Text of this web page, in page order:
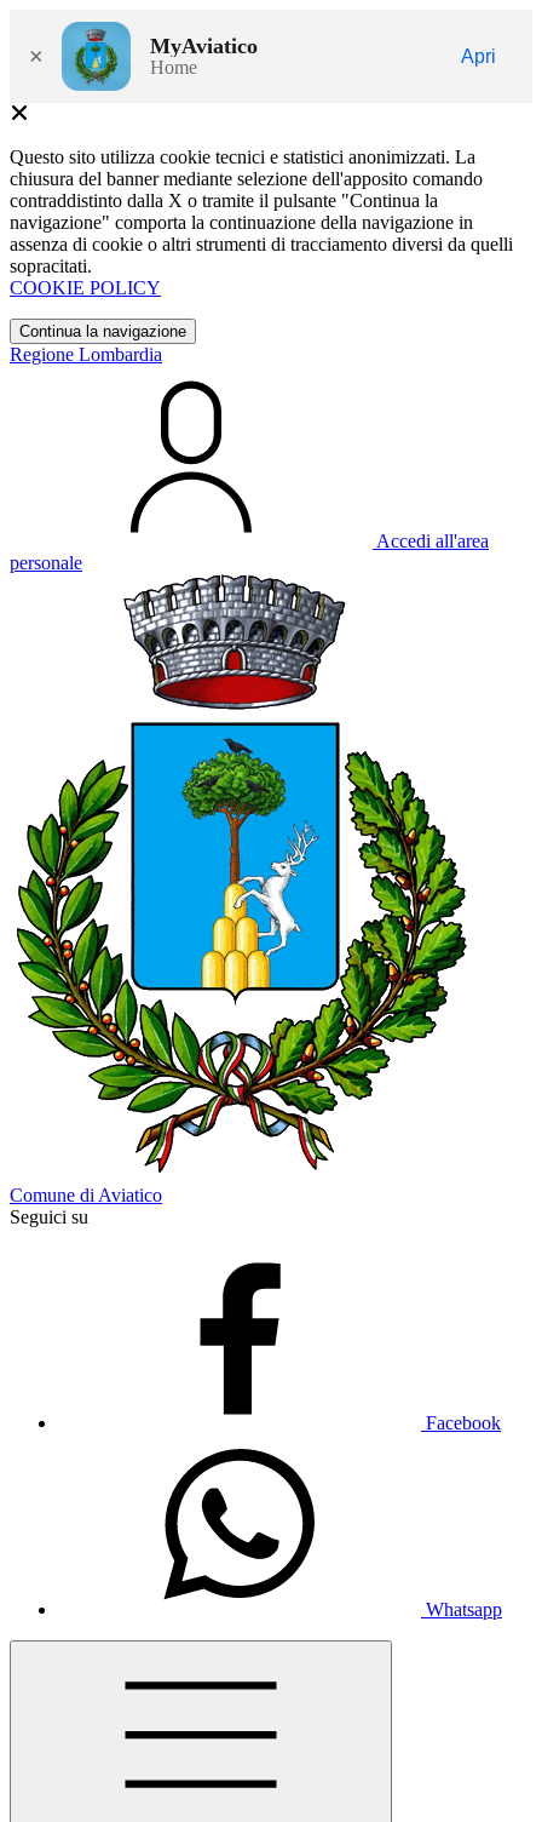
× MyAviatico
Home
Apri
Questo sito utilizza cookie tecnici e statistici anonimizzati. La
chiusura del banner mediante selezione dell'apposito comando
contraddistinto dalla X o tramite il pulsante "Continua la
navigazione" comporta la continuazione della navigazione in
assenza di cookie o altri strumenti di tracciamento diversi da quelli
sopracitati.
COOKIE POLICY
Continua la navigazione
Regione Lombardia
Accedi all'area
personale
Comune di Aviatico
Seguici su
Facebook
Whatsapp